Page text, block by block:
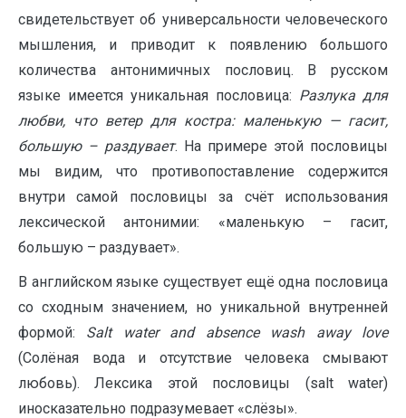
свидетельствует об универсальности человеческого
мышления, и приводит к появлению большого
количества антонимичных пословиц. В русском
языке имеется уникальная пословица: Разлука для
любви, что ветер для костра: маленькую — гасит,
большую – раздувает. На примере этой пословицы
мы видим, что противопоставление содержится
внутри самой пословицы за счёт использования
лексической антонимии: «маленькую – гасит,
большую – раздувает».
В английском языке существует ещё одна пословица
со сходным значением, но уникальной внутренней
формой: Salt water and absence wash away
love
(Солёная вода и отсутствие человека смывают
любовь). Лексика этой пословицы (salt water)
иносказательно подразумевает «слёзы».